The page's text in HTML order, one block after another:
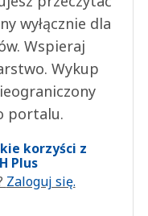
wyłącznie dla
Wspieraj
Wykup
portalu.
korzyści z
Plus
Zaloguj się.